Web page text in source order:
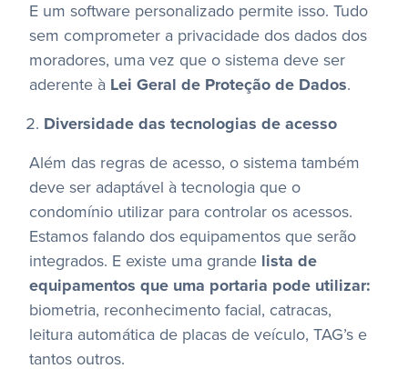
E um software personalizado permite isso. Tudo
sem comprometer a privacidade dos dados dos
moradores, uma vez que o sistema deve ser
aderente à Lei Geral de Proteção de Dados.
Diversidade das tecnologias de acesso
Além das regras de acesso, o sistema também
deve ser adaptável à tecnologia que o
condomínio utilizar para controlar os acessos.
Estamos falando dos equipamentos que serão
integrados. E existe uma grande lista de
equipamentos que uma portaria pode utilizar:
biometria, reconhecimento facial, catracas,
leitura automática de placas de veículo, TAG’s e
tantos outros.